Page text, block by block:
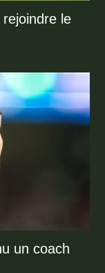
le
un coach